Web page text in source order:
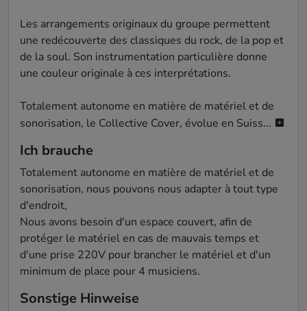
Les arrangements originaux du groupe permettent
une redécouverte des classiques du rock, de la pop et
de la soul. Son instrumentation particulière donne
une couleur originale à ces interprétations.
Totalement autonome en matière de matériel et de
sonorisation, le Collective Cover, évolue en Suiss...
Ich brauche
Totalement autonome en matière de matériel et de
sonorisation, nous pouvons nous adapter à tout type
d'endroit,
Nous avons besoin d'un espace couvert, afin de
protéger le matériel en cas de mauvais temps et
d'une prise 220V pour brancher le matériel et d'un
Sonstige Hinweise